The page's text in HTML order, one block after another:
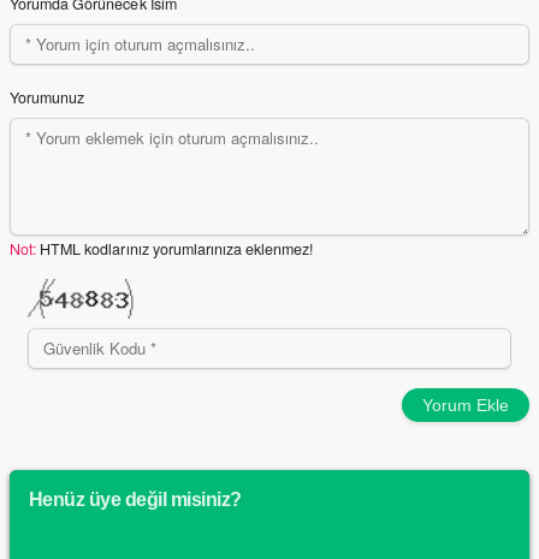
Yorumunuz
Not: HTML kodlarınız yorumlarınıza eklenmez!
Yorum Ekle
Henüz üye değil misiniz?